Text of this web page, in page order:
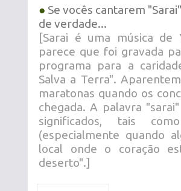
● Se vocês cantarem
de verdade...
[Sarai é uma música de
parece que foi gravada
programa para a
Salva a Terra".
maratonas quando os
chegada. A palavra
significados, tais
(especialmente quando
local onde o coração
deserto".]